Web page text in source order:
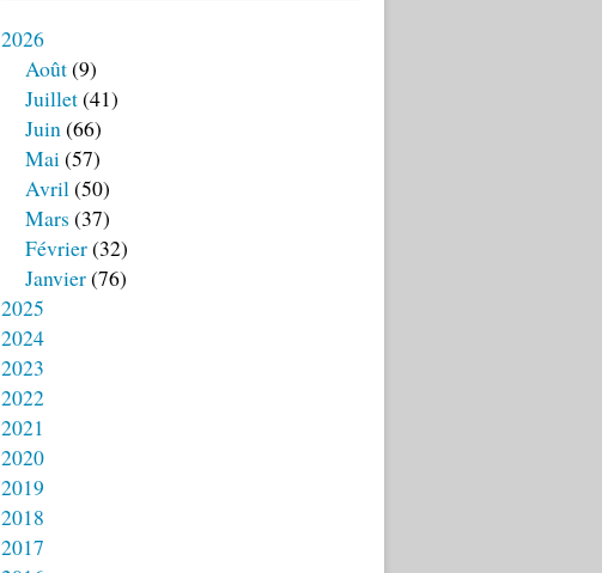
2026
Août(9)
Juillet(41)
Juin(66)
Mai(57)
Avril(50)
Mars (37)
Février(32)
Janvier(76)
2025
2024
2023
2022
2021
2020
2019
2018
2017